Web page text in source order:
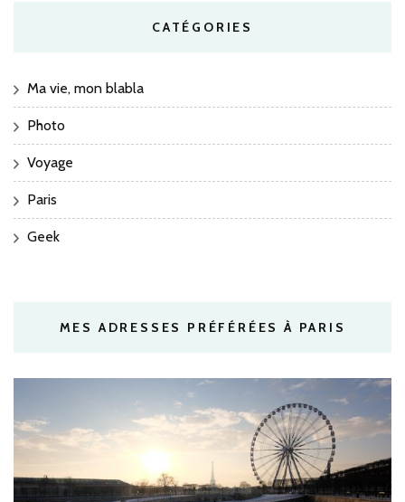
CATÉGORIES
Ma vie, mon blabla
Photo
Voyage
Paris
Geek
MES ADRESSES PRÉFÉRÉES À PARIS